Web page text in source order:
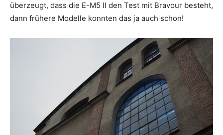
überzeugt, dass die E-M5 II den Test mit Bravour besteht,
dann frühere Modelle konnten das ja auch schon!